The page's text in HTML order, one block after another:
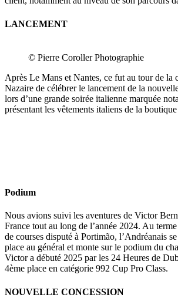
LANCEMENT
© Pierre Coroller Photographie
Après Le Mans et Nantes, ce fut au tour de la
Nazaire de célébrer le lancement de la
lors d’une grande soirée italienne marquée
présentant les vêtements italiens de la
Podium
Nous avions suivi les aventures de Victor
France tout au long de l’année 2024. Au
de courses disputé à Portimão, l’Andréanais
place au général et monte sur le podium du
Victor a débuté 2025 par les 24 Heures de
4ème place en catégorie 992 Cup Pro Class.
NOUVELLE CONCESSION